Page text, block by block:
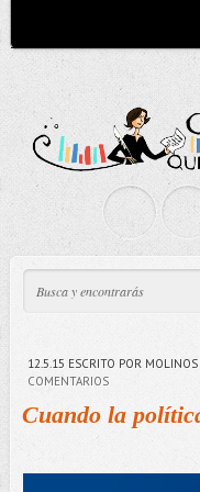
12.5.15 ESCRITO POR MOLINOS
COMENTARIOS
Cuando la